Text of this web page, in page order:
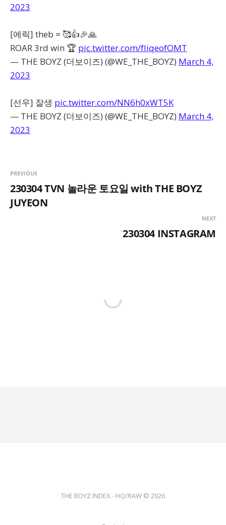
2023
[에릭] theb = 🥰👍🎉🙏
ROAR 3rd win 🏆 pic.twitter.com/fIiqeofOMT
— THE BOYZ (더보이즈) (@WE_THE_BOYZ) March 4,
2023
[선우] 잘생 pic.twitter.com/NN6h0xWT5K
— THE BOYZ (더보이즈) (@WE_THE_BOYZ) March 4,
2023
PREVIOUS
230304 TVN 놀라운 토요일 with THE BOYZ
JUYEON
NEXT
230304 INSTAGRAM
THE BOYZ INDEX - HQ/RAW © 2026